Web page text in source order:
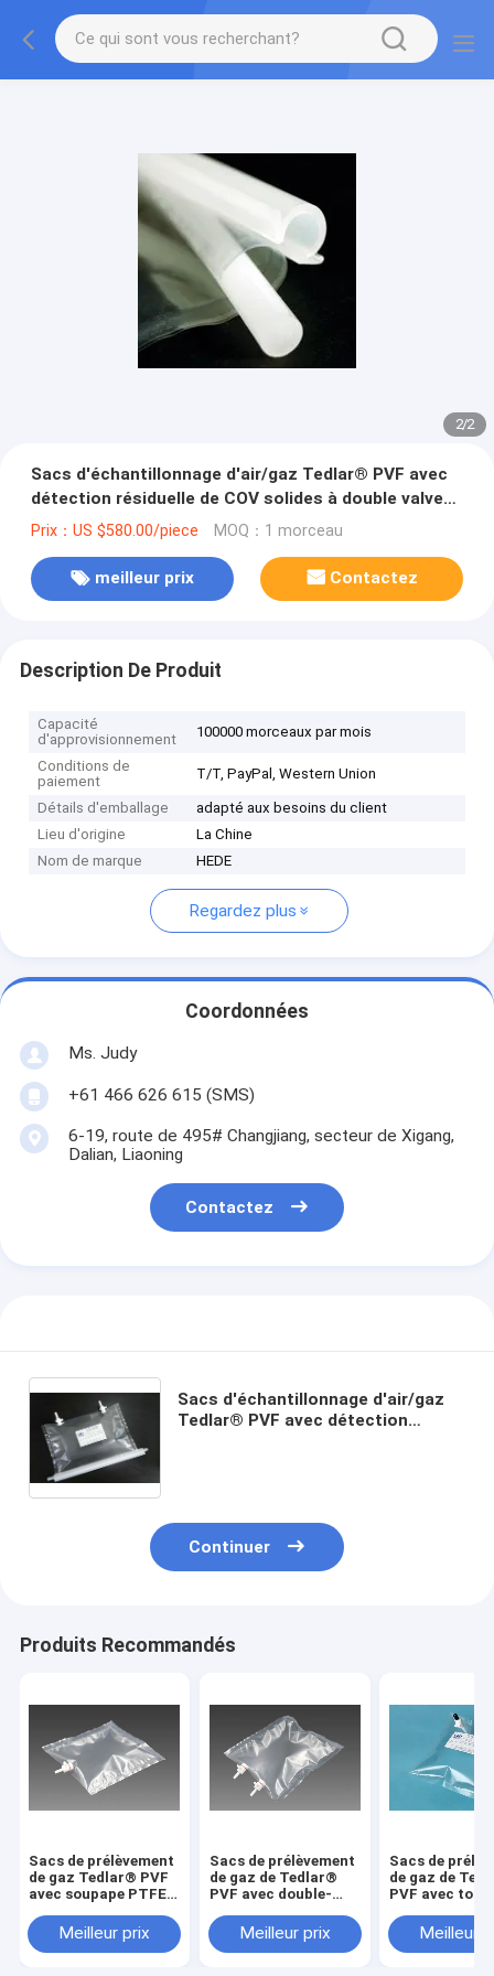
2/2
Sacs d'échantillonnage d'air/gaz Tedlar® PVF avec
détection résiduelle de COV solides à double valve
PTFE TDL32C_2000L Sac de gaz en film Dupont
Prix：US $580.00/piece MOQ：1 morceau
meilleur prix Contactez
Description De Produit
Capacité
d'approvisionnement
100000 morceaux par mois
Conditions de
paiement
T/T, PayPal, Western Union
Détails d'emballage
adapté aux besoins du client
Lieu d'origine
La Chine
Nom de marque
HEDE
Regardez plus
Coordonnées
Ms. Judy
+61 466 626 615 (SMS)
6-19, route de 495# Changjiang, secteur de Xigang,
Dalian, Liaoning
Contactez
Sacs d'échantillonnage d'air/gaz
Tedlar® PVF avec détection
Continuer
Produits Recommandés
Sacs de prélèvement
de gaz Tedlar® PVF
avec soupape PTFE
allumée/arrêtée
TDL31C_5L (sac de
Meilleur prix
Sacs de prélèvement
de gaz de Tedlar®
PVF avec double-
droit/outre de
l'airbag de la valve
Meilleur prix
Sacs de
de gaz de
PVF avec
l'airbag de la
TDL31_10L
Meilleur